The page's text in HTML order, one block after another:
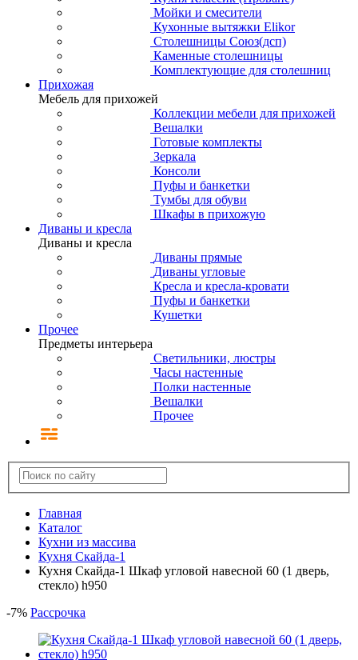
Мойки и смесители
Кухонные вытяжки Elikor
Столешницы Союз(дсп)
Каменные столешницы
Комплектующие для столешниц
Прихожая
Мебель для прихожей
Коллекции мебели для прихожей
Вешалки
Готовые комплекты
Зеркала
Консоли
Пуфы и банкетки
Тумбы для обуви
Шкафы в прихожую
Диваны и кресла
Диваны и кресла
Диваны прямые
Диваны угловые
Кресла и кресла-кровати
Пуфы и банкетки
Кушетки
Прочее
Предметы интерьера
Светильники, люстры
Часы настенные
Полки настенные
Вешалки
Прочее
Главная
Каталог
Кухни из массива
Кухня Скайда-1
Кухня Скайда-1 Шкаф угловой навесной 60 (1 дверь,
стекло) h950
-7% Рассрочка